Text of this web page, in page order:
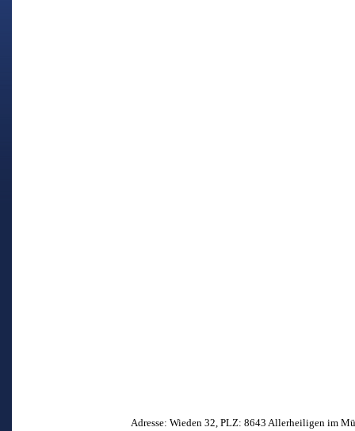
Adresse: Wieden 32, PLZ: 8643 Allerheiligen im